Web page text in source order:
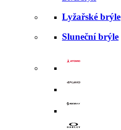
Lyžařské brýle
Sluneční brýle